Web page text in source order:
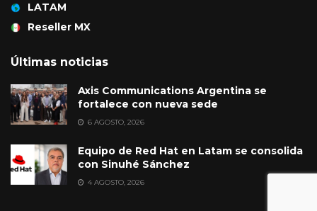
LATAM
Reseller MX
Últimas noticias
Axis Communications Argentina se
fortalece con nueva sede
6 AGOSTO, 2026
Equipo de Red Hat en Latam se consolida
con Sinuhé Sánchez
4 AGOSTO, 2026